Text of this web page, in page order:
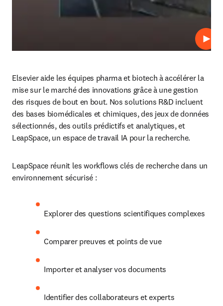
Lire
Elsevier aide les équipes pharma et biotech à accélérer la
mise sur le marché des innovations grâce à une gestion
des risques de bout en bout. Nos solutions R&D incluent
des bases biomédicales et chimiques, des jeux de données
sélectionnés, des outils prédictifs et analytiques, et
LeapSpace, un espace de travail IA pour la recherche.
LeapSpace réunit les workflows clés de recherche dans un
environnement sécurisé :
Explorer des questions scientifiques complexes
Comparer preuves et points de vue
Importer et analyser vos documents
Identifier des collaborateurs et experts